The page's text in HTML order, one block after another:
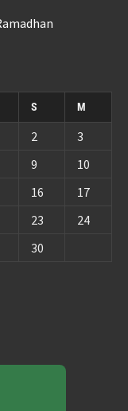
S M
2
3
9
10
16
17
23
24
30